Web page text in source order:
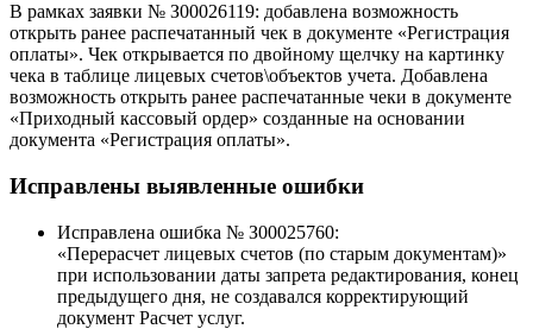
В рамках заявки № З00026119: добавлена возможность
открыть ранее распечатанный чек в документе «Регистрация
оплаты». Чек открывается по двойному щелчку на картинку
чека в таблице лицевых счетов\объектов учета. Добавлена
возможность открыть ранее распечатанные чеки в документе
«Приходный кассовый ордер» созданные на основании
документа «Регистрация оплаты».
Исправлены выявленные ошибки
Исправлена ошибка № З00025760:
«Перерасчет лицевых счетов (по старым документам)»
при использовании даты запрета редактирования, конец
предыдущего дня, не создавался корректирующий
документ Расчет услуг.